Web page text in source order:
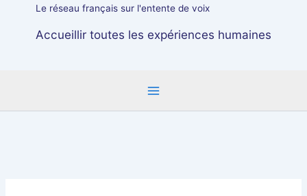
Le réseau français sur l'entente de voix
Accueillir toutes les expériences humaines
Orléans
2024